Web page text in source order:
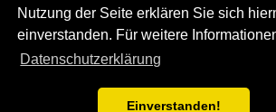
Nutzung der Seite erklären Sie sich
einverstanden. Für weitere
Datenschutzerklärung
Einverstanden!
Version: C2018-02-28_1.00 T2024-03-